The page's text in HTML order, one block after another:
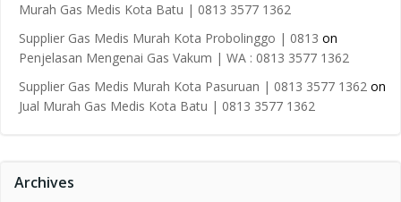
Murah Gas Medis Kota Batu | 0813 3577 1362
Supplier Gas Medis Murah Kota Probolinggo | 0813 on
Penjelasan Mengenai Gas Vakum | WA : 0813 3577 1362
Supplier Gas Medis Murah Kota Pasuruan | 0813 3577 1362 on
Jual Murah Gas Medis Kota Batu | 0813 3577 1362
Archives